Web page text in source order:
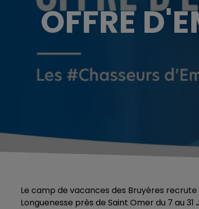
OFFRE
Le camp de vacances des Bruyères
Longuenesse près de Saint Omer du 7 au 31